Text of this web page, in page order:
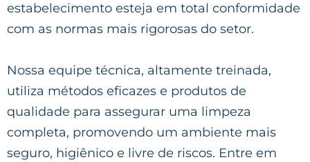
estabelecimento esteja em total conformidade
com as normas mais rigorosas do setor.
Nossa equipe técnica, altamente treinada,
utiliza métodos eficazes e produtos de
qualidade para assegurar uma limpeza
completa, promovendo um ambiente mais
seguro, higiênico e livre de riscos. Entre em